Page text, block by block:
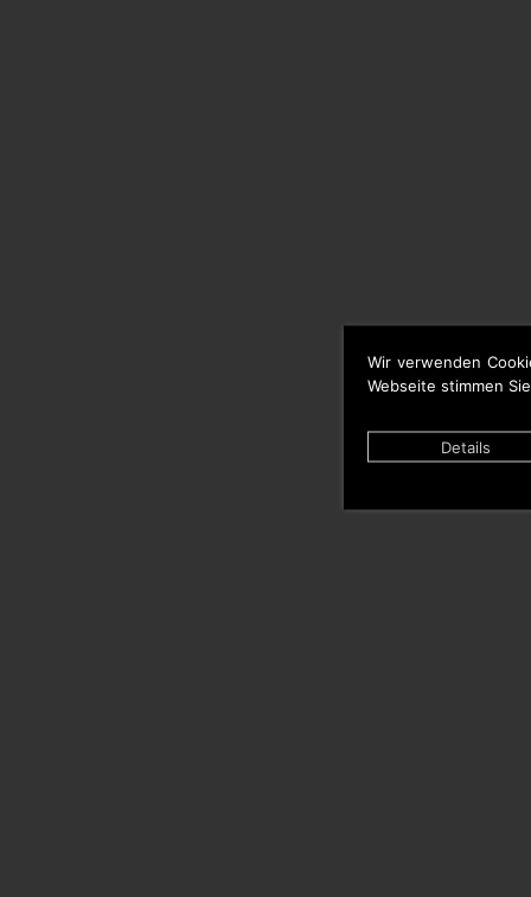
Wir verwenden
Webseite stimmen
Details